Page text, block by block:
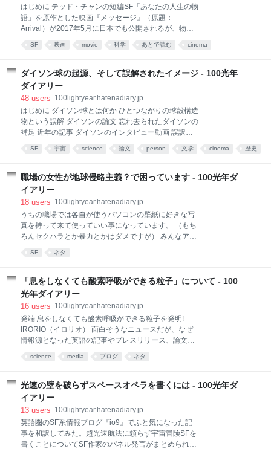
活動はバッテリ駆動時間の45分に制限される。また、利用可能な最大深
度は15フィート（約4.6m） 水中を
はじめに テッド・チャンの短編SF「あなたの人生の物
語」を原作とした映画『メッセージ』（原題：
Arrival）が2017年5月に日本でも公開されるが、物理
学者のスティーブン・ウルフラム氏がこの映画で科学
考証（クレジット表記は「consulting scientist」）を
しているので、ここに和訳してみた。 ウルフラム氏は
数式処理ソフト「Mathematica」の考案者として有名
で、現在はウルフラム・リサーチ社のCEO。同社はオ
Alpha」でも知られている。 なお、本記事については
きちんと申請して翻訳・公開の許可を得ている。先方
からの要請に基づき、この翻訳記事では元記事にある
画像は転載せず、代わりに元記事と同じ位置に画像へ
SF 映画 movie 科学 あとで読む cinema
ダイソン球の起源、そして誤解されたイメージ - 100光年
ダイアリー
48 users 100lightyear.hatenadiary.jp
はじめに ダイソン球とは何か ひとつながりの球殻構造
物という誤解 ダイソンの論文 忘れ去られたダイソンの
補足 近年の記事 ダイソンのインタビュー動画 誤訳に
よる紛らわしい記述 発想源はステープルドン 本来のダ
イソン球の姿 名称の誕生と誤解の広がり 追記1 追記2
8462852に関するニュースが話題となり、ダイソン球
という用語をあちこちで目にした。 当時、このニュー
スに対する反応を色々と眺めながら、ダイソン球のイ
るのを実感したが、そもそもダイソン球の起源につい
ての詳細な解説がWebに存在しないことも分かったの
で、改めて事実関係を確認した結果を整理しておく。
ダイソン球とは何か 人類を含む地球上の生命が利用し
SF 宇宙 science 論文 person 文学 cinema 歴史
職場の女性が地球侵略主義？で困っています - 100光年ダ
イアリー
18 users 100lightyear.hatenadiary.jp
うちの職場では各自が使うパソコンの壁紙に好きな写
真を持って来て使っていい事になっています。 （もち
ろんセクハラとか暴力とかはダメですが） みんなアレ
の写真にしていますが、わたしより年下の女性（たし
で、SF映画のシーンをキャプチャした写真にしていま
す。宇宙戦艦とかUFOとかパイラ人とかの写真です。
他の人は何も言わないのですが、わたしはとても非常
侵略なんてする必要がないのは常識なのに、そんな現
代で侵略行為をかっこいいとか言ったりしているのが
信じられません。 休憩時間に男性社員と宇宙戦闘や異
星人の話で盛り上がっている時もあり、なぐりたくな
本人にやめて
SF ネタ
「息をしなくても酸素呼吸ができる粒子」について - 100
光年ダイアリー
16 users 100lightyear.hatenadiary.jp
発端 息をしなくても酸素呼吸ができる粒子を発明! -
IRORIO（イロリオ） 面白そうなニュースだが、なぜ
情報源となった英語の記事やプレスリリース、論文な
どへのリンクがないのか？（この不満は日本語圏の
Webで科学系ニュースを配信しているほとんどの媒体
文で「画期的な粒子を発見」はおかしい。そうかと思
えば「救急医療のために発明」とまた「発明」が出て
くる。発明と発見は違うのに……。記事のライターは
単なるヨタなのか確認すべく、「ボストン小児病院」
「ジョン・ハイル」「酸素」というキーワードを頼り
に英語で検索してみた（こういう手間がかかるからソ
science media ブログ ネタ
光速の壁を破らずスペースオペラを書くには - 100光年ダ
イアリー
13 users 100lightyear.hatenadiary.jp
英語圏のSF系情報ブログ『io9』でふと気になった記
事を和訳してみた。超光速航法に頼らず宇宙冒険SFを
書くことについてSF作家のパネル発言がまとめられて